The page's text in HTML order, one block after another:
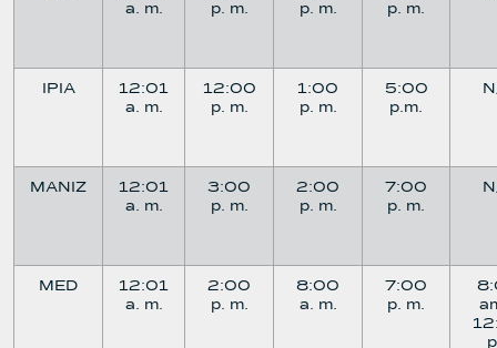
a. m.
p. m.
p. m.
p. m.
IPIA
12:01
a. m.
12:00
p. m.
1:00
p. m.
5:00
p.m.
MANIZ
12:01
a. m.
3:00
p. m.
2:00
p. m.
7:00
p. m.
MED
12:01
a. m.
2:00
p. m.
8:00
a. m.
7:00
p. m.